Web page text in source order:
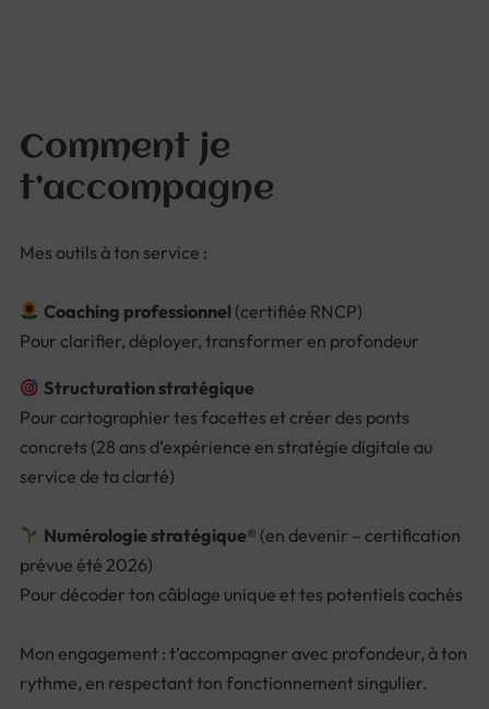
Comment je
t’accompagne
Mes outils à ton service :
Coaching professionnel (certifiée RNCP)
Pour clarifier, déployer, transformer en profondeur
Structuration stratégique
Pour cartographier tes facettes et créer des ponts
concrets (28 ans d’expérience en stratégie digitale au
service de ta clarté)
Numérologie stratégique® (en devenir – certification
prévue été 2026)
Pour décoder ton câblage unique et tes potentiels cachés
Mon engagement : t’accompagner avec profondeur, à ton
rythme, en respectant ton fonctionnement singulier.